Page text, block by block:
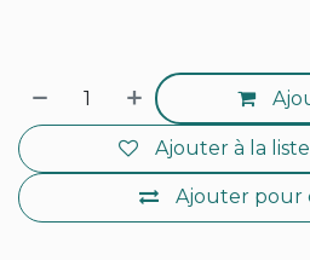
Ajouter pour
Ajouter à la